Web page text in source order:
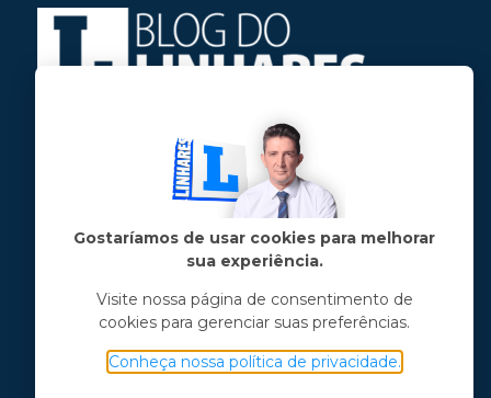
Jose Linhares Jr é maranhense.
Formado em Jornalismo, estudou filosofia
e tem pós-graduações em ciência política
e marketing político.
Menu principal
Notícias
Opinião
Gostaríamos de usar cookies para melhorar
sua experiência.
Visite nossa página de consentimento de
cookies para gerenciar suas preferências.
Conheça nossa política de privacidade.